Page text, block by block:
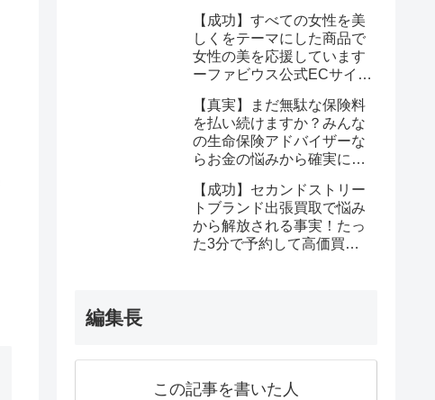
ならたった1回で驚くほど
簡単に悩みが解消する事実
【成功】すべての女性を美
しくをテーマにした商品で
女性の美を応援しています
ーファビウス公式ECサイト
クション金賞の秘密を公開
【真実】まだ無駄な保険料
を払い続けますか？みんな
の生命保険アドバイザーな
らお金の悩みから確実に解
【成功】セカンドストリー
トブランド出張買取で悩み
から解放される事実！たっ
た3分で予約して高価買取
編集長
この記事を書いた人